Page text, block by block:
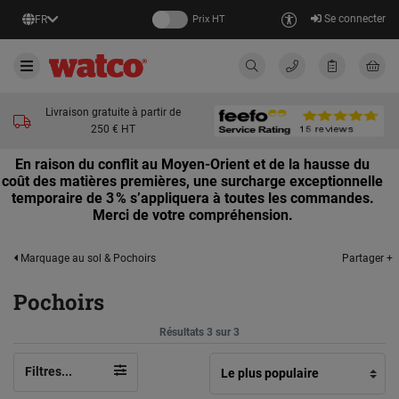
FR Prix HT Se connecter
Livraison gratuite à partir de
250 € HT
En raison du conflit au Moyen-Orient et de la hausse du
coût des matières premières, une surcharge exceptionnelle
temporaire de 3 % s’appliquera à toutes les commandes.
Merci de votre compréhension.
Marquage au sol & Pochoirs Partager +
Pochoirs
Résultats 3 sur 3
Filtres...